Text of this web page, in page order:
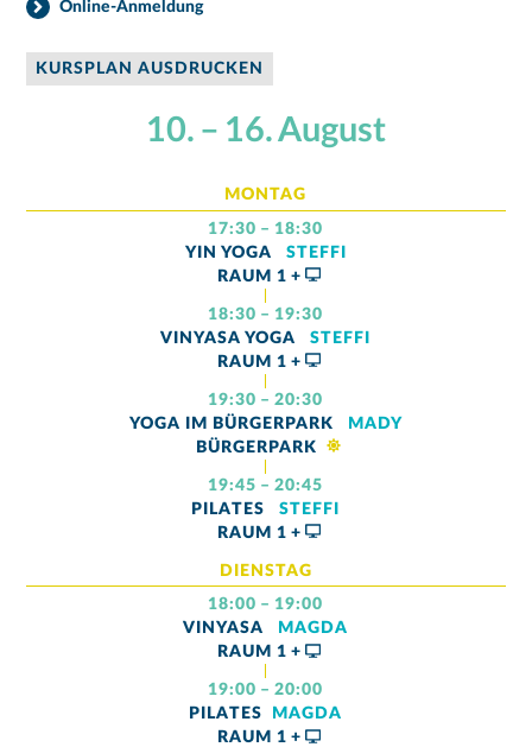
Online-Anmeldung
KURSPLAN AUSDRUCKEN
10. – 16. August
MONTAG
17:30 – 18:30
YIN YOGA
STEFFI
RAUM 1 +
18:30 – 19:30
VINYASA YOGA
STEFFI
RAUM 1 +
19:30 – 20:30
YOGA IM BÜRGERPARK
MADY
BÜRGERPARK
19:45 – 20:45
PILATES
STEFFI
RAUM 1 +
DIENSTAG
18:00 – 19:00
VINYASA
MAGDA
RAUM 1 +
19:00 – 20:00
PILATES
MAGDA
RAUM 1 +